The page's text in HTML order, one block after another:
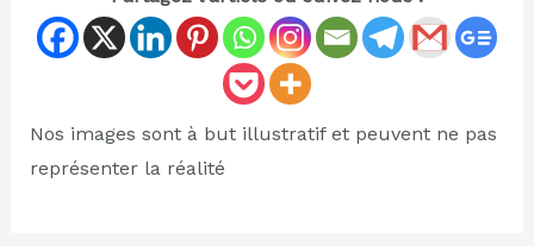
Nos images sont à but illustratif et peuvent ne pas
représenter la réalité